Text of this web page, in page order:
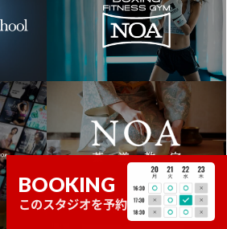
BOOKING
このスタジオを予約